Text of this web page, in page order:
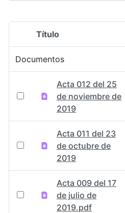
Selección del elemento
Título
Documentos
Acta 012 del 25
de noviembre de
2019
Acta 011 del 23
de octubre de
2019
Acta 009 del 17
de julio de
2019.pdf